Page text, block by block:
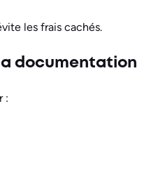
les frais cachés.
la documentation
: